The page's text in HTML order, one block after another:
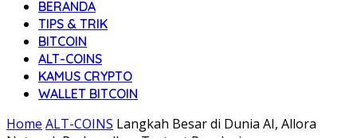
BERANDA
TIPS & TRIK
BITCOIN
ALT-COINS
KAMUS CRYPTO
WALLET BITCOIN
Home ALT-COINS Langkah Besar di Dunia AI, Allora